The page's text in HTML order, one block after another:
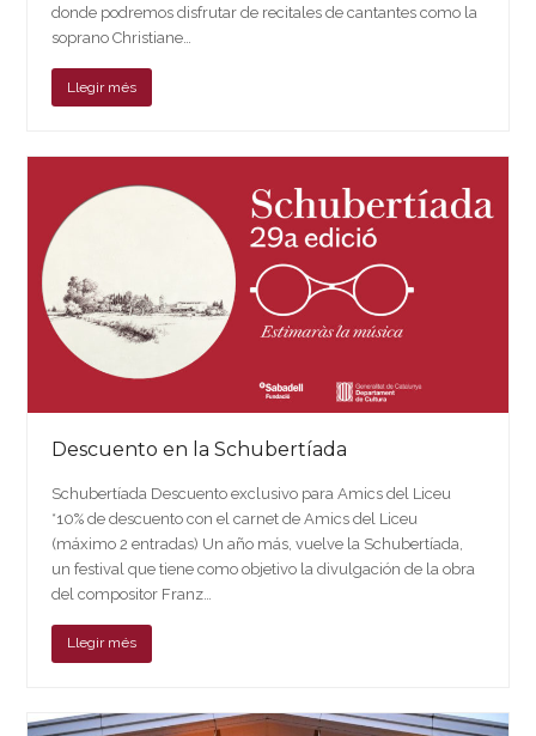
donde podremos disfrutar de recitales de cantantes como la
soprano Christiane…
Llegir més
Descuento en la Schubertíada
Schubertíada Descuento exclusivo para Amics del Liceu
*10% de descuento con el carnet de Amics del Liceu
(máximo 2 entradas) Un año más, vuelve la Schubertíada,
un festival que tiene como objetivo la divulgación de la obra
del compositor Franz…
Llegir més